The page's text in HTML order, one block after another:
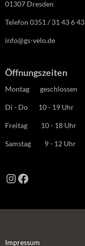
01307 Dresden
Telefon 0351 / 31 43 6 43
info@gs-velo.de
Öffnungszeiten
Montag geschlossen
Di - Do 10 - 19 Uhr
Freitag 10 - 18 Uhr
Samstag 9 - 12 Uhr
Instagram
Facebook
Impressum